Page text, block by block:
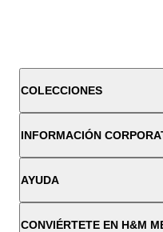
COLECCIONES
INFORMACIÓN
AYUDA
CONVIÉRTETE EN H&M